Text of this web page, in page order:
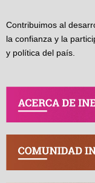
Contribuimos al
la confianza y la
y política del país.